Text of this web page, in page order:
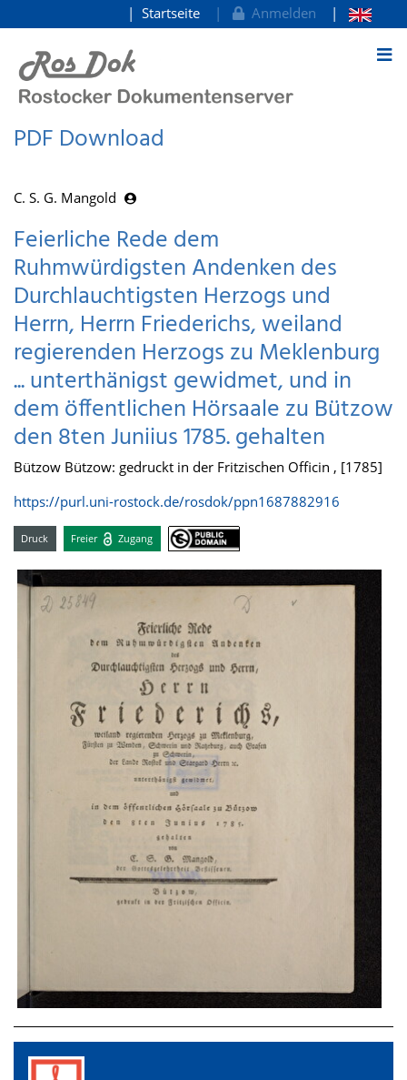
zum Inhalt
Startseite Anmelden
PDF Download
C. S. G. Mangold
Feierliche Rede dem
Ruhmwürdigsten Andenken des
Durchlauchtigsten Herzogs und
Herrn, Herrn Friederichs, weiland
regierenden Herzogs zu Meklenburg
... unterthänigst gewidmet, und in
dem öffentlichen Hörsaale zu Bützow
den 8ten Juniius 1785. gehalten
Bützow Bützow: gedruckt in der Fritzischen Officin , [1785]
https://purl.uni-rostock.de/rosdok/ppn1687882916
Druck Freier Zugang